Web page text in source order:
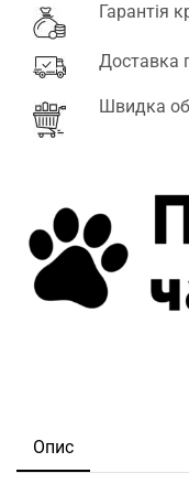
Гарантія
Доставка
Швидка
Опис